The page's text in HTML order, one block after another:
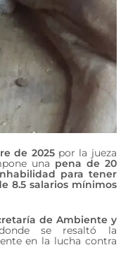
de 2025por la jueza
una pena de 20
para tener
8.5 salarios mínimos
de Ambiente y
se resaltó la
en la lucha contra